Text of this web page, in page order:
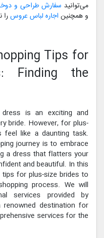
می‌توانید سفارش طراحی و
و همچنین اجاره لباس عروس
Tips for
Finding the
is an exciting and
bride. However, for plus-
like a daunting task.
journey is to embrace
a dress that flatters your
and beautiful. In this
tips for plus-size brides to
process. We will
services provided by
destination for
services for the